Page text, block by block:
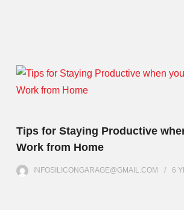
Tips for Staying Productive
Work from Home
INFOSILICONGARAGE@GMAIL.COM 6